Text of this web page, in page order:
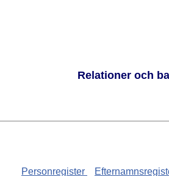
Relationer och
Personregister